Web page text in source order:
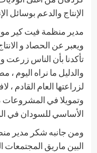
الإنتاج والدعم بوسائل
مدير منظمة فيت كير
ويعبر عن الحصاد و
تأكدنا بأن الناس زرعت
والدليل ما نراه اليوم ،
لزراعتها العام القادم ،
وتمويلا في المشروعات
الأساسي للسودان في
ومن جانبه شكر مدير
البين ماريق المجتمعات